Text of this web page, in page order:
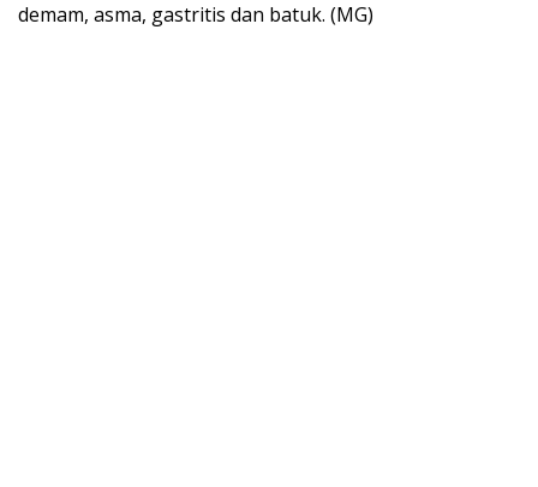
demam, asma, gastritis dan batuk. (MG)